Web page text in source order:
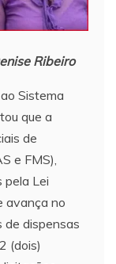
Ribeiro
Sistema
que a
de
e FMS),
pela Lei
avança no
dispensas
(dois)